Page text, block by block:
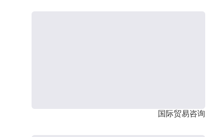
国际贸易咨询